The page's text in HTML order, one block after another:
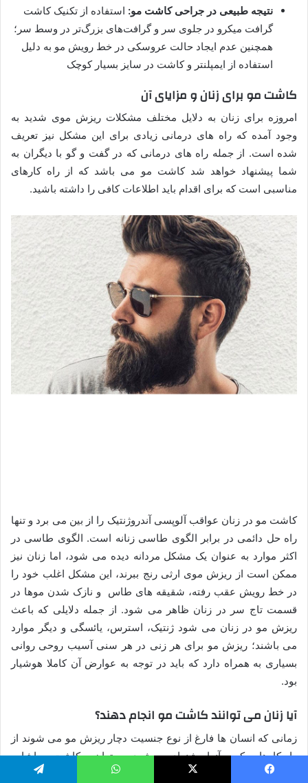
نتیجه طبیعی در جراحی کاشت مو: استفاده از تکنیک کاشت
گرافت میکرو در جلوی سر و گرافت‌های بزرگ‌تر در وسط سر؛
همچنین عدم ایجاد حالت عروسکی در خط رویش مو به دلیل
استفاده از ایمپلنتر و کاشت در سایز بسیار کوچک
کاشت مو برای زنان و مزایای آن
امروزه برای زنان به دلایل مختلف مشکلات ریزش موی شدید به
وجود آمده که راه های درمانی زیادی برای این مشکل نیز تعریف
شده است. از جمله راه های درمانی که در گفت و گو با دیگران به
شما پیشنهاد خواهد شد کاشت مو می باشد که از راه کارهای
مناسبی است که برای اقدام باید اطلاعات کافی را داشته باشید.
کاشت مو در زنان عواقب آلوپسی آندروژنتیک را از بین می برد و تنها
راه حل دائمی در برابر الگوی طاسی زنانه است. الگوی طاسی در
اکثر موارد به عنوان یک مشکل مردانه دیده می شود، اما زنان نیز
ممکن است از ریزش موی ارثی رنج ببرند، این مشکل اغلب خود را
در خط رویش عقب رفته، شقیقه های طاس و نازک شدن موها در
قسمت تاج سر در زنان ظاهر می شود. از جمله دلایلی که باعث
ریزش مو در زنان می شود ژنتیک، استرس، یائسگی و دیگر موارد
می باشند؛ ریزش مو برای هر زنی در هر سنی آسیب روحی روانی
بسیاری به همراه دارد که باید در توجه به عوارض آن کاملا هوشیار
بود.
آیا زنان می توانند کاشت مو انجام دهند؟
زمانی که انسان ها فارغ از نوع جنسیت دچار ریزش مو می شوند از
راه کارهایی که به آنها پیشنهاد می شود می توان به کاشت مو اشاره
کرد. کاشت مو برای زنان نیز همانند مردان انجام می شود که نتایج